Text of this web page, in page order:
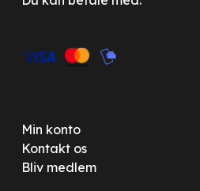
Min konto
Kontakt os
Bliv medlem